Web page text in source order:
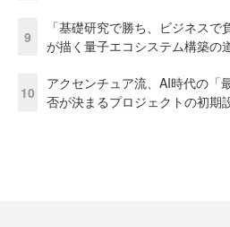
9
「基礎研究で勝ち、ビジネス
が描く量子エコシステム構築の
10
アクセンチュア流、AI時代の
否が決まるプロジェクトの初期